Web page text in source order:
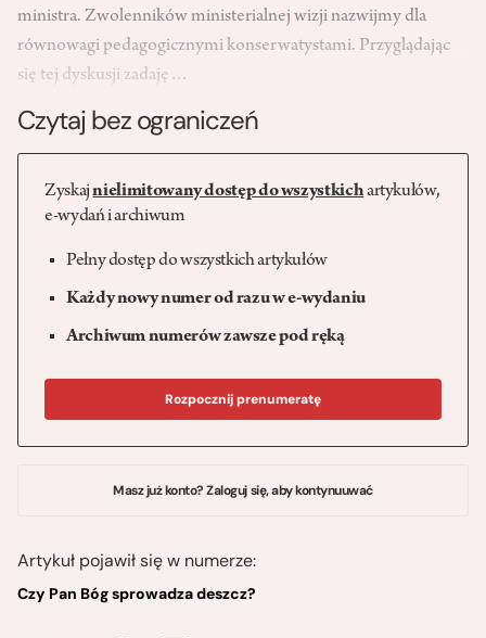
ministra. Zwolenników ministerialnej wizji nazwijmy dla
równowagi pedagogicznymi konserwatystami. Przyglądając
się tej dyskusji zadaję…
Czytaj bez ograniczeń
Zyskajnielimitowany dostęp do wszystkichartykułów,
e-wydań i archiwum
Pełny dostęp do wszystkich artykułów
Każdy nowy numer od razu w e-wydaniu
Archiwum numerów zawsze pod ręką
Rozpocznij prenumeratę
Masz już konto? Zaloguj się, aby kontynuuwać
Artykuł pojawił się w numerze:
Czy Pan Bóg sprowadza deszcz?